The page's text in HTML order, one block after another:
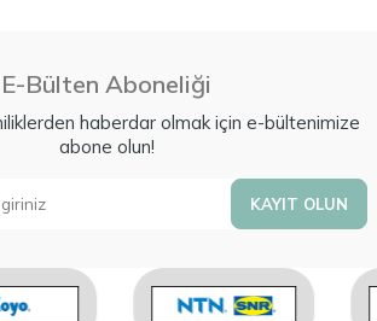
E-Bülten Aboneliği
haberdar olmak için e-bültenimize
abone olun!
KAYIT OLUN